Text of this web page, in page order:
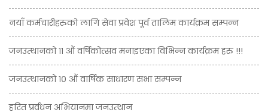
नयाँ कर्मचारीहरुको लागि सेवा प्रवेश पूर्व तालिम कार्यक्रम सम्पन्न
जनउत्थानको ११ औं वर्षिकोत्सव मनाइएका विभिन्न कार्यक्रम हरु !!!
जनउत्थानको १० औं वार्षिक साधारण सभा सम्पन्न
हरित प्रर्वधन अभियानमा जनउत्थान